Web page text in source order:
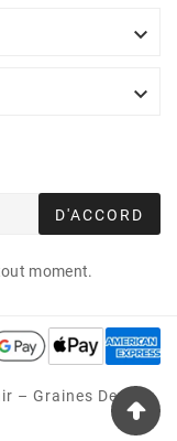


D'ACCORD
moment.
– Graines Des 5